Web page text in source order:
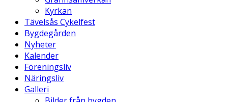
Kyrkan
Tävelsås Cykelfest
Bygdegården
Nyheter
Kalender
Föreningsliv
Näringsliv
Galleri